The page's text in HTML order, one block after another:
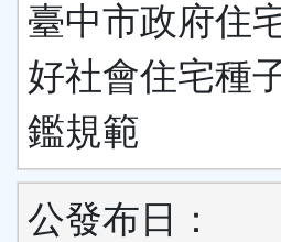
臺中市政府住
好社會住宅種
鑑規範
公發布日：